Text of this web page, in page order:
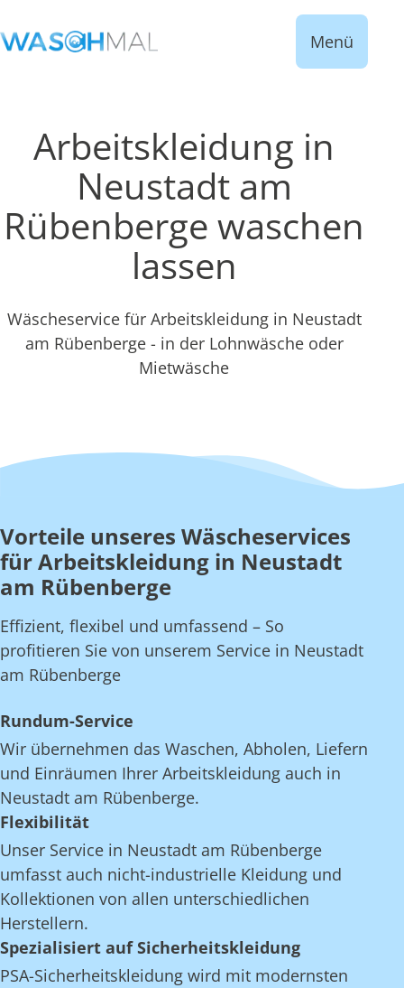
Menü
Arbeitskleidung in
Neustadt am
Rübenberge waschen
lassen
Wäscheservice für Arbeitskleidung in Neustadt
am Rübenberge - in der Lohnwäsche oder
Mietwäsche
Vorteile unseres Wäscheservices
für Arbeitskleidung in Neustadt
am Rübenberge
Effizient, flexibel und umfassend – So
profitieren Sie von unserem Service in Neustadt
am Rübenberge
Rundum-Service
Wir übernehmen das Waschen, Abholen, Liefern
und Einräumen Ihrer Arbeitskleidung auch in
Neustadt am Rübenberge.
Flexibilität
Unser Service in Neustadt am Rübenberge
umfasst auch nicht-industrielle Kleidung und
Kollektionen von allen unterschiedlichen
Herstellern.
Spezialisiert auf Sicherheitskleidung
PSA-Sicherheitskleidung wird mit modernsten